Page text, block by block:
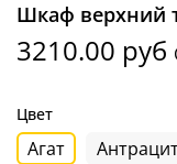
Шкаф верхний
3210.00 руб
Цвет
Агат